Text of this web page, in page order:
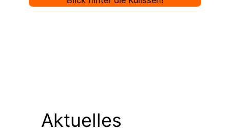
Aktuelles